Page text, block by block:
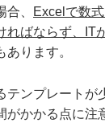
、
Excelで数
ればならず、IT
ります。
テンプレートが
かかる点に注